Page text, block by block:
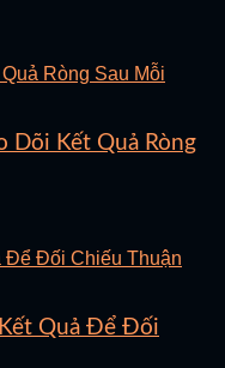
Dõi Kết Quả Ròng
Quả Để Đối